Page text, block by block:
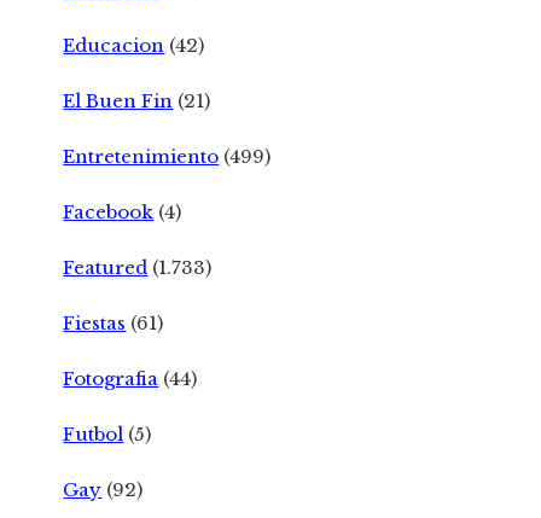
Educacion (42)
El Buen Fin (21)
Entretenimiento (499)
Facebook (4)
Featured (1.733)
Fiestas (61)
Fotografia (44)
Futbol (5)
Gay (92)